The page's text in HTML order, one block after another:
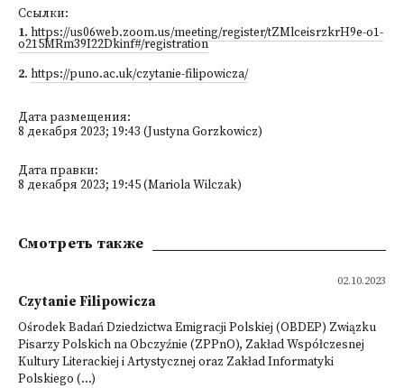
Ссылки:
1. https://us06web.zoom.us/meeting/register/tZMlceisrzkrH9e-o1-
o215MRm39I22Dkinf#/registration
2. https://puno.ac.uk/czytanie-filipowicza/
Дата размещения:
8 декабря 2023; 19:43 (Justyna Gorzkowicz)
Дата правки:
8 декабря 2023; 19:45 (Mariola Wilczak)
Смотреть также
02.10.2023
Czytanie Filipowicza
Ośrodek Badań Dziedzictwa Emigracji Polskiej (OBDEP) Związku
Pisarzy Polskich na Obczyźnie (ZPPnO), Zakład Współczesnej
Kultury Literackiej i Artystycznej oraz Zakład Informatyki
Polskiego (...)